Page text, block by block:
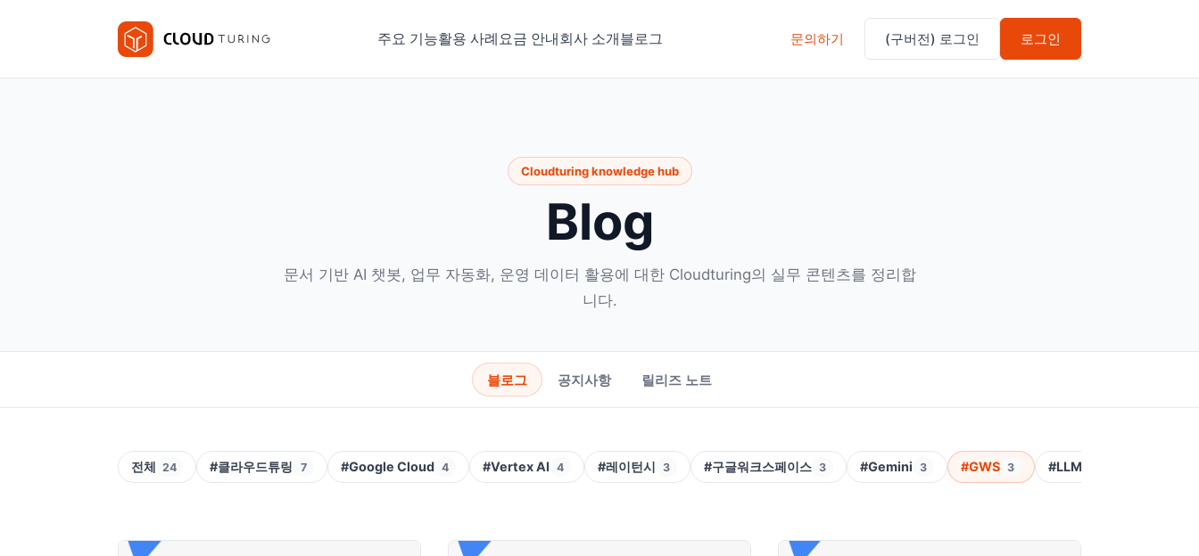
주요 기능활용 사례요금 안내회사 소개블로그 문의하기 (구버전) 로그인 로그인
Cloudturing knowledge hub
Blog
문서 기반 AI 챗봇, 업무 자동화, 운영 데이터 활용에 대한 Cloudturing의 실무 콘텐츠를 정리합
니다.
블로그 공지사항 릴리즈 노트
전체 24 #클라우드튜링 7 #Google Cloud 4 #Vertex AI 4 #레이턴시 3 #구글워크스페이스 3 #Gemini 3 #GWS 3 #LLM